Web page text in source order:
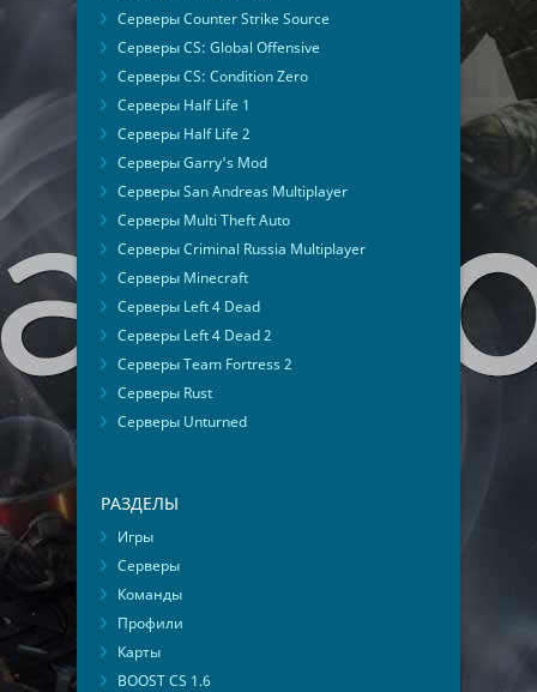
Серверы Counter Strike Source
Серверы CS: Global Offensive
Серверы CS: Condition Zero
Серверы Half Life 1
Серверы Half Life 2
Серверы Garry's Mod
Серверы San Andreas Multiplayer
Серверы Multi Theft Auto
Серверы Criminal Russia Multiplayer
Серверы Minecraft
Серверы Left 4 Dead
Серверы Left 4 Dead 2
Серверы Team Fortress 2
Серверы Rust
Серверы Unturned
РАЗДЕЛЫ
Игры
Серверы
Команды
Профили
Карты
BOOST CS 1.6